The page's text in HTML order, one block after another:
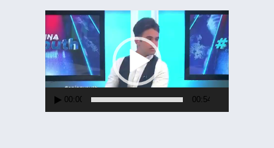
Reproductor
de
vídeo
00:00 00:54